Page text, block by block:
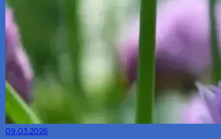
09.03.2026